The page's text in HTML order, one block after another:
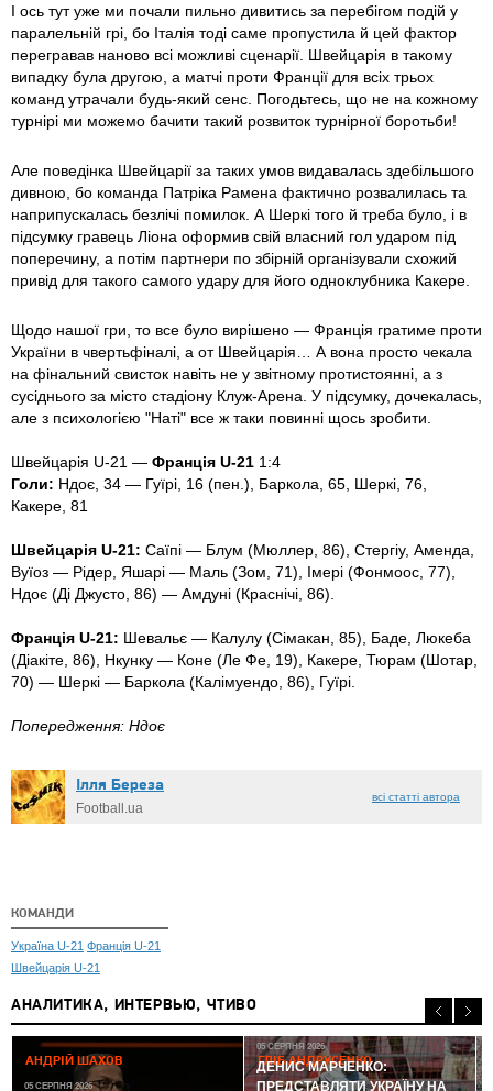
І ось тут уже ми почали пильно дивитись за перебігом подій у
паралельній грі, бо Італія тоді саме пропустила й цей фактор
перегравав наново всі можливі сценарії. Швейцарія в такому
випадку була другою, а матчі проти Франції для всіх трьох
команд утрачали будь-який сенс. Погодьтесь, що не на кожному
турнірі ми можемо бачити такий розвиток турнірної боротьби!
Але поведінка Швейцарії за таких умов видавалась здебільшого
дивною, бо команда Патріка Рамена фактично розвалилась та
наприпускалась безлічі помилок. А Шеркі того й треба було, і в
підсумку гравець Ліона оформив свій власний гол ударом під
поперечину, а потім партнери по збірній організували схожий
привід для такого самого удару для його одноклубника Какере.
Щодо нашої гри, то все було вирішено — Франція гратиме проти
України в чвертьфіналі, а от Швейцарія… А вона просто чекала
на фінальний свисток навіть не у звітному протистоянні, а з
сусіднього за місто стадіону Клуж-Арена. У підсумку, дочекалась,
але з психологією "Наті" все ж таки повинні щось зробити.
Швейцарія U-21 — Франція U-21 1:4
Голи: Ндоє, 34 — Гуїрі, 16 (пен.), Баркола, 65, Шеркі, 76,
Какере, 81
Швейцарія U-21: Саїпі — Блум (Мюллер, 86), Стергіу, Аменда,
Вуїоз — Рідер, Яшарі — Маль (Зом, 71), Імері (Фонмоос, 77),
Ндоє (Ді Джусто, 86) — Амдуні (Краснічі, 86).
Франція U-21: Шевальє — Калулу (Сімакан, 85), Баде, Люкеба
(Діакіте, 86), Нкунку — Коне (Ле Фе, 19), Какере, Тюрам (Шотар,
70) — Шеркі — Баркола (Калімуендо, 86), Гуїрі.
Попередження: Ндоє
Ілля Береза
Football.ua
всі статті автора
КОМАНДИ
Україна U-21 Франція U-21
Швейцарія U-21
АНАЛИТИКА, ИНТЕРВЬЮ, ЧТИВО
АНДРІЙ ШАХОВ
05 СЕРПНЯ 2026
ГЛІБ АНДРУСЕНКО
05 СЕРПНЯ 2026
ДЕНИС МАРЧЕНКО:
ПРЕДСТАВЛЯТИ УКРАЇНУ НА